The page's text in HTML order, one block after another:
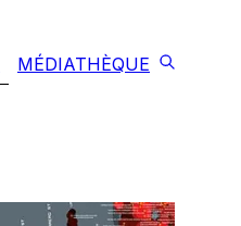
MÉDIATHÈQUE